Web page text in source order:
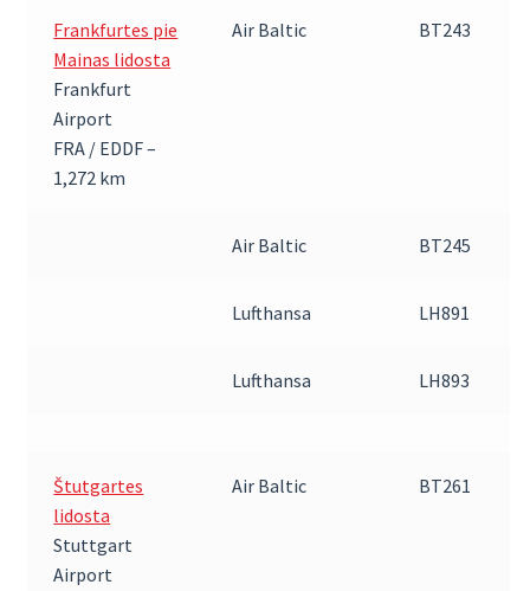
Frankfurtes pie
Mainas lidosta
Frankfurt
Airport
FRA / EDDF –
1,272 km
Air Baltic BT243
Air Baltic BT245
Lufthansa LH891
Lufthansa LH893
Štutgartes
lidosta
Stuttgart
Airport
Air Baltic BT261